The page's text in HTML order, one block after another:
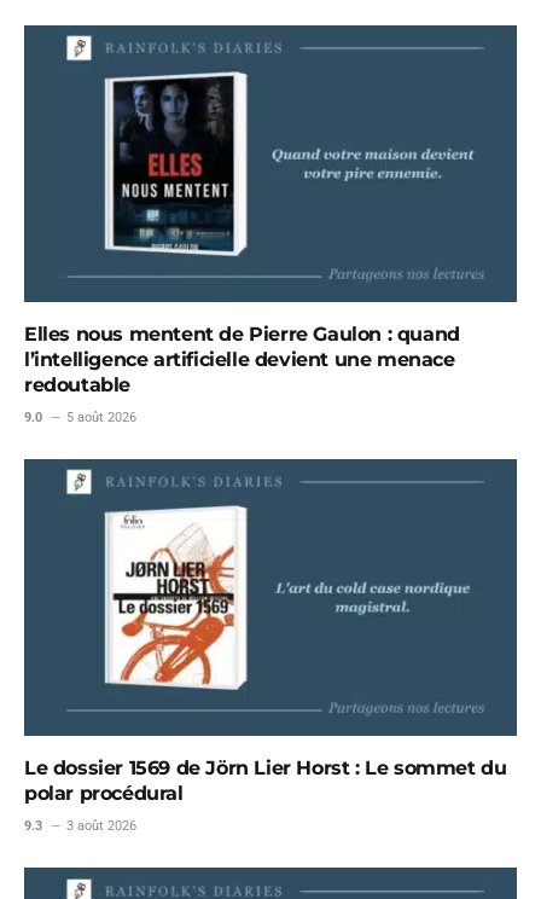
Elles nous mentent de Pierre Gaulon : quand
l’intelligence artificielle devient une menace
redoutable
9.0 5 août 2026
Le dossier 1569 de Jörn Lier Horst : Le sommet du
polar procédural
9.3 3 août 2026